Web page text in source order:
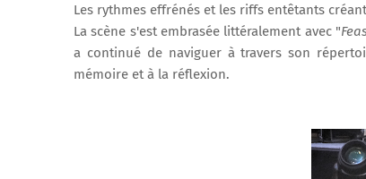
Les rythmes effrénés et les riffs entêtants
La scène s'est embrasée littéralement avec "
a continué de naviguer à travers son
mémoire et à la réflexion.